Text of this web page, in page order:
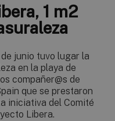
1 m2
junio tuvo lugar la
en la playa de
compañer@s de
que se prestaron
iniciativa del Comité
Libera.